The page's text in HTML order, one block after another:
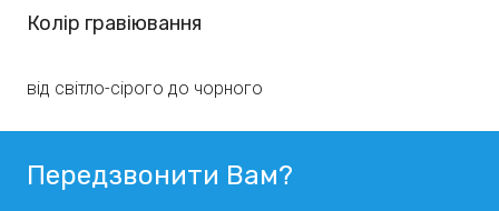
Колір гравіювання
від світло-сірого до чорного
Передзвонити Вам?